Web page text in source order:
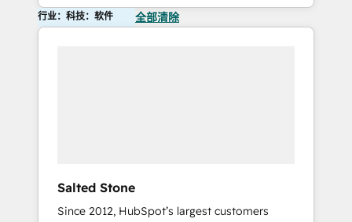
行业：科技：软件 全部清除
Salted Stone
Since 2012, HubSpot’s largest customers